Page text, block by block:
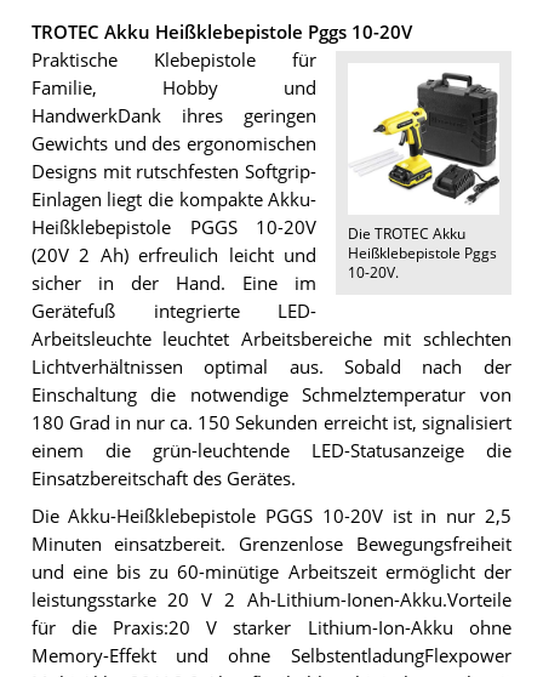
TROTEC Akku Heißklebepistole Pggs 10-20V
Die TROTEC Akku
Heißklebepistole Pggs
10-20V.
Praktische Klebepistole für
Familie, Hobby und
HandwerkDank ihres geringen
Gewichts und des ergonomischen
Designs mit rutschfesten Softgrip-
Einlagen liegt die kompakte Akku-
Heißklebepistole PGGS 10‑20V
(20V 2 Ah) erfreulich leicht und
sicher in der Hand. Eine im
Gerätefuß integrierte LED-
Arbeitsleuchte leuchtet Arbeitsbereiche mit schlechten
Lichtverhältnissen optimal aus. Sobald nach der
Einschaltung die notwendige Schmelztemperatur von
180 Grad in nur ca. 150 Sekunden erreicht ist, signalisiert
einem die grün-leuchtende LED-Statusanzeige die
Einsatzbereitschaft des Gerätes.
Die Akku-Heißklebepistole PGGS 10‑20V ist in nur 2,5
Minuten einsatzbereit. Grenzenlose Bewegungsfreiheit
und eine bis zu 60-minütige Arbeitszeit ermöglicht der
leistungsstarke 20 V 2 Ah-Lithium-Ionen-Akku.Vorteile
für die Praxis:20 V starker Lithium-Ion-Akku ohne
Memory-Effekt und ohne SelbstentladungFlexpower